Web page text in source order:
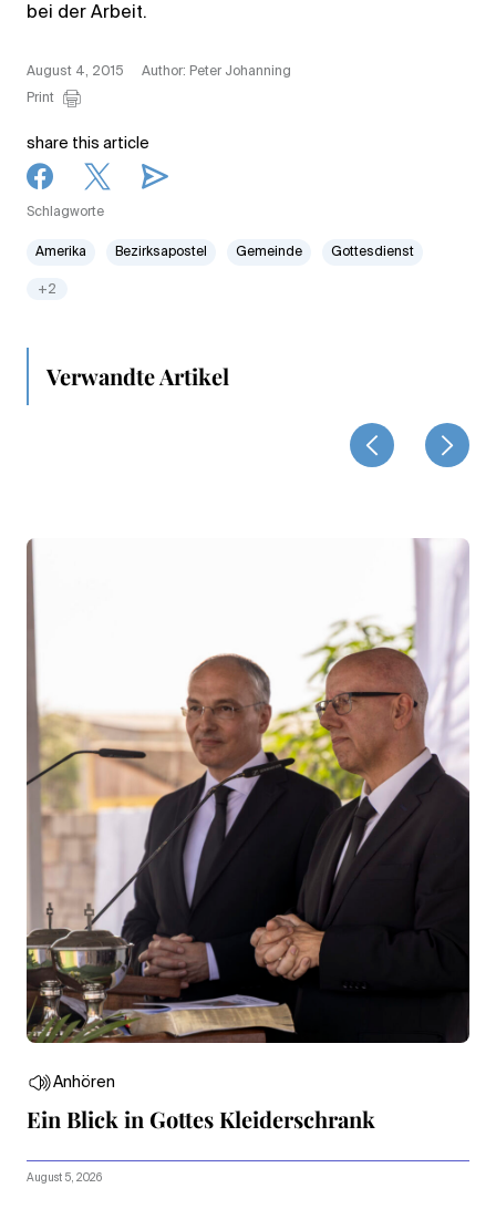
bei der Arbeit.
August 4, 2015
Author: Peter Johanning
Print
share this article
Schlagworte
Amerika Bezirksapostel Gemeinde Gottesdienst
+2
Verwandte Artikel
Anhören
Ein Blick in Gottes Kleiderschrank
August 5, 2026